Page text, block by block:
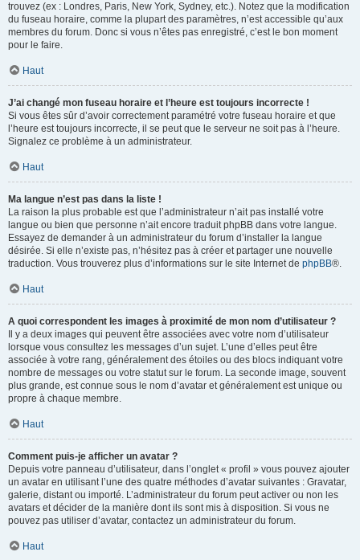
trouvez (ex : Londres, Paris, New York, Sydney, etc.). Notez que la modification
du fuseau horaire, comme la plupart des paramètres, n’est accessible qu’aux
membres du forum. Donc si vous n’êtes pas enregistré, c’est le bon moment
pour le faire.
Haut
J’ai changé mon fuseau horaire et l’heure est toujours incorrecte !
Si vous êtes sûr d’avoir correctement paramétré votre fuseau horaire et que
l’heure est toujours incorrecte, il se peut que le serveur ne soit pas à l’heure.
Signalez ce problème à un administrateur.
Haut
Ma langue n’est pas dans la liste !
La raison la plus probable est que l’administrateur n’ait pas installé votre
langue ou bien que personne n’ait encore traduit phpBB dans votre langue.
Essayez de demander à un administrateur du forum d’installer la langue
désirée. Si elle n’existe pas, n’hésitez pas à créer et partager une nouvelle
traduction. Vous trouverez plus d’informations sur le site Internet de phpBB®.
Haut
A quoi correspondent les images à proximité de mon nom d’utilisateur ?
Il y a deux images qui peuvent être associées avec votre nom d’utilisateur
lorsque vous consultez les messages d’un sujet. L’une d’elles peut être
associée à votre rang, généralement des étoiles ou des blocs indiquant votre
nombre de messages ou votre statut sur le forum. La seconde image, souvent
plus grande, est connue sous le nom d’avatar et généralement est unique ou
propre à chaque membre.
Haut
Comment puis-je afficher un avatar ?
Depuis votre panneau d’utilisateur, dans l’onglet « profil » vous pouvez ajouter
un avatar en utilisant l’une des quatre méthodes d’avatar suivantes : Gravatar,
galerie, distant ou importé. L’administrateur du forum peut activer ou non les
avatars et décider de la manière dont ils sont mis à disposition. Si vous ne
pouvez pas utiliser d’avatar, contactez un administrateur du forum.
Haut